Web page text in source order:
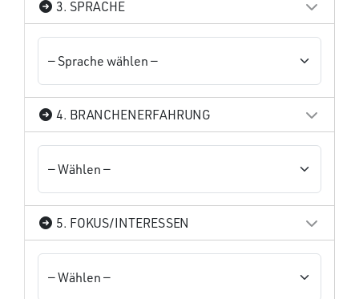
3. SPRACHE
4. BRANCHENERFAHRUNG
5. FOKUS/INTERESSEN